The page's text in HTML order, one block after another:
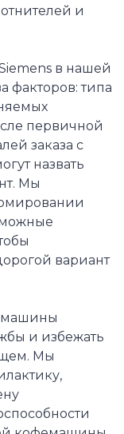
и
в нашей
факторов: типа
первичной
заказа с
назвать
Мы
вариант
и избежать
Мы